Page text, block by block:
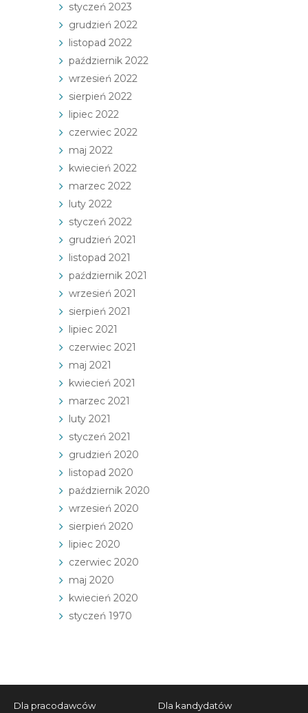
styczeń 2023
grudzień 2022
listopad 2022
październik 2022
wrzesień 2022
sierpień 2022
lipiec 2022
czerwiec 2022
maj 2022
kwiecień 2022
marzec 2022
luty 2022
styczeń 2022
grudzień 2021
listopad 2021
październik 2021
wrzesień 2021
sierpień 2021
lipiec 2021
czerwiec 2021
maj 2021
kwiecień 2021
marzec 2021
luty 2021
styczeń 2021
grudzień 2020
listopad 2020
październik 2020
wrzesień 2020
sierpień 2020
lipiec 2020
czerwiec 2020
maj 2020
kwiecień 2020
styczeń 1970
Dla pracodawców Dla kandydatów